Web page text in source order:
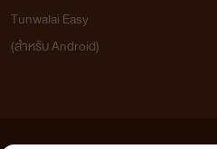
Tunwalai Easy
(สำหรับ Android)